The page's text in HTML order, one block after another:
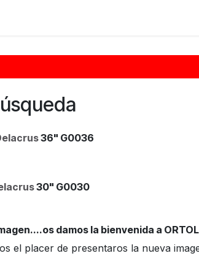
36" G0036
30" G0030
damos la bienvenida a
el placer de presentaros la nueva